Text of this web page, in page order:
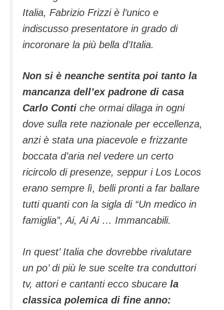
Italia, Fabrizio Frizzi è l’unico e
indiscusso presentatore in grado di
incoronare la più bella d’Italia.
Non si è neanche sentita poi tanto la
mancanza dell’ex padrone di casa
Carlo Conti che ormai dilaga in ogni
dove sulla rete nazionale per eccellenza,
anzi è stata una piacevole e frizzante
boccata d’aria nel vedere un certo
ricircolo di presenze, seppur i Los Locos
erano sempre lì, belli pronti a far ballare
tutti quanti con la sigla di “Un medico in
famiglia”, Ai, Ai Ai … Immancabili.
In quest’ Italia che dovrebbe rivalutare
un po’ di più le sue scelte tra conduttori
tv, attori e cantanti ecco sbucare la
classica polemica di fine anno: